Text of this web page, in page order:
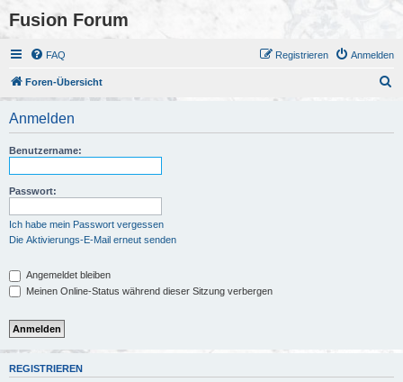
Fusion Forum
FAQ Anmelden
Registrieren
Foren-Übersicht
Anmelden
Benutzername:
Passwort:
Ich habe mein Passwort vergessen
Die Aktivierungs-E-Mail erneut senden
Angemeldet bleiben
Meinen Online-Status während dieser Sitzung verbergen
REGISTRIEREN